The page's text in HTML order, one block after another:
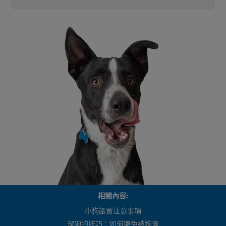
相關內容:
小狗餵食注意事項
溜狗的技巧：如何避免被狗溜